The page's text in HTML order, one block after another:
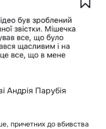
Андрія Парубія
причетних до вбивства